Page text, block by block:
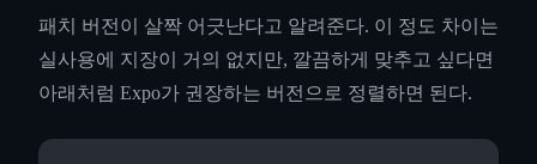
패치 버전이 살짝 어긋난다고 알려준다. 이 정도 차이는
실사용에 지장이 거의 없지만, 깔끔하게 맞추고 싶다면
아래처럼 Expo가 권장하는 버전으로 정렬하면 된다.